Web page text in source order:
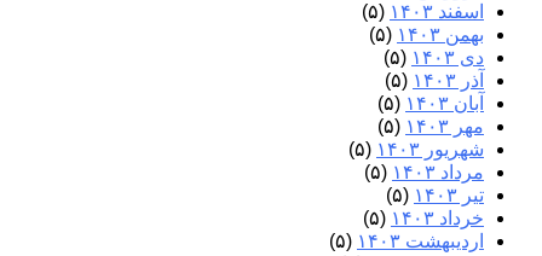
اسفند ۱۴۰۳
(۵)
بهمن ۱۴۰۳
(۵)
دی ۱۴۰۳
(۵)
آذر ۱۴۰۳
(۵)
آبان ۱۴۰۳
(۵)
مهر ۱۴۰۳
(۵)
شهریور ۱۴۰۳
(۵)
مرداد ۱۴۰۳
(۵)
تیر ۱۴۰۳
(۵)
خرداد ۱۴۰۳
(۵)
اردیبهشت ۱۴۰۳
(۵)